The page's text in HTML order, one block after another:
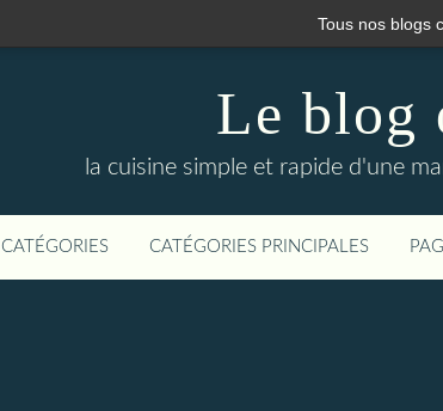
Tous nos blogs
Le blog
la cuisine simple et rapide d'une
CATÉGORIES CATÉGORIES PRINCIPALES